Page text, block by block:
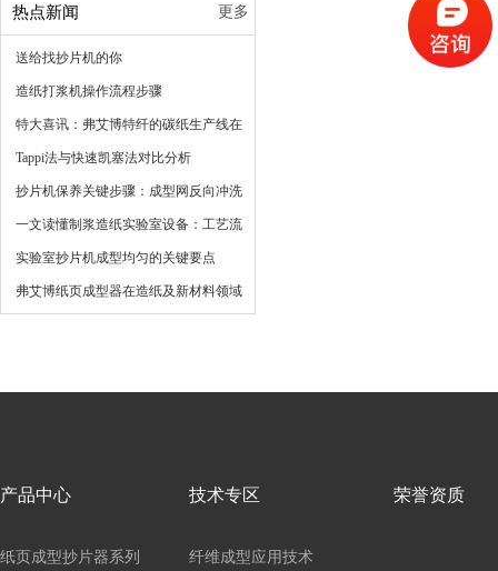
热点新闻 更多
送给找抄片机的你
造纸打浆机操作流程步骤
特大喜讯：弗艾博特纤的碳纸生产线在
多处成功落地
Tappi法与快速凯塞法对比分析
抄片机保养关键步骤：成型网反向冲洗
与密封系统清洁
一文读懂制浆造纸实验室设备：工艺流
程、关键仪器与发展趋势
实验室抄片机成型均匀的关键要点
弗艾博纸页成型器在造纸及新材料领域
产品中心
纸页成型抄片器系列
技术专区
纤维成型应用技术
荣誉资质